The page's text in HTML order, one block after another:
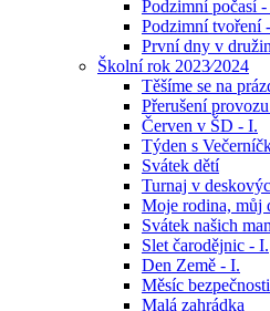
Podzimní počasí -
Podzimní tvoření
První dny v
Školní rok 2023⁄2024
Těšíme se na
Přerušení
Červen v ŠD - I.
Týden s
Svátek dětí
Turnaj v
Moje rodina, můj
Svátek našich
Slet čarodějnic - I.
Den Země - I.
Měsíc
Malá zahrádka